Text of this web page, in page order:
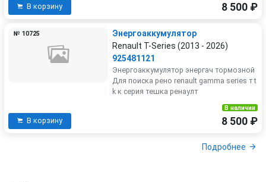
В корзину 8 500 ₽
№ 10725
Энергоаккумулятор
Renault T-Series (2013 - 2026)
925481121
Энергоаккумулятор энергач тормозной
Для поиска рено renault gamma series т t
k к серия тешка ренаулт
В корзину
В наличии
8 500 ₽
Подробнее